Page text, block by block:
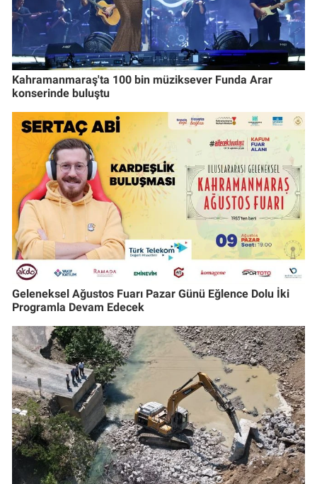
Kahramanmaraş'ta 100 bin müziksever Funda Arar
konserinde buluştu
Geleneksel Ağustos Fuarı Pazar Günü Eğlence Dolu İki
Programla Devam Edecek